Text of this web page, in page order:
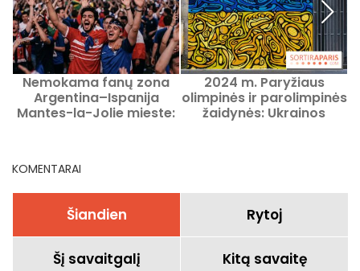
Nemokama fanų zona
Argentina–Ispanija
Mantes-la-Jolie mieste:
2024 m. Paryžiaus
olimpinės ir parolimpinės
žaidynės: Ukrainos
KOMENTARAI
Šiandien Rytoj
Šį savaitgalį Kitą savaitę